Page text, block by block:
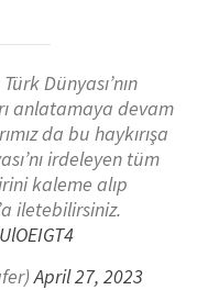
Dünyası’nın
anlatamaya devam
da bu haykırışa
irdeleyen tüm
kaleme alıp
iletebilirsiniz.
April 27, 2023